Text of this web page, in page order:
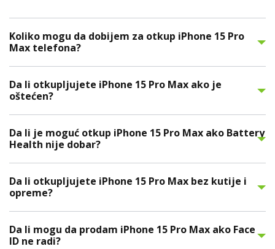
Koliko mogu da dobijem za otkup iPhone 15 Pro
Max telefona?
Da li otkupljujete iPhone 15 Pro Max ako je
oštećen?
Da li je moguć otkup iPhone 15 Pro Max ako Battery
Health nije dobar?
Da li otkupljujete iPhone 15 Pro Max bez kutije i
opreme?
Da li mogu da prodam iPhone 15 Pro Max ako Face
ID ne radi?